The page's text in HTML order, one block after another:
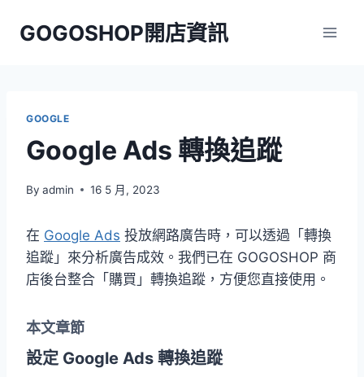
GOGOSHOP開店資訊
GOOGLE
Google Ads 轉換追蹤
By admin 16 5 月, 2023
在 Google Ads 投放網路廣告時，可以透過「轉換
追蹤」來分析廣告成效。我們已在 GOGOSHOP 商
店後台整合「購買」轉換追蹤，方便您直接使用。
本文章節
設定 Google Ads 轉換追蹤